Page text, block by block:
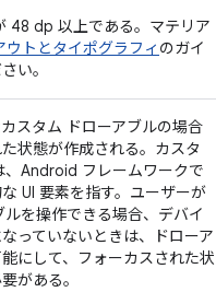
48 dp 以上である。マテリア
ウトとタイポグラフィ のガイ
い。
スタム ドローアブルの場合
状態が作成される。カスタ
、Android フレームワークで
UI 要素を指す。ユーザーが
を操作できる場合、デバイ
なっていないときは、ドローア
にして、フォーカスされた状
がある。